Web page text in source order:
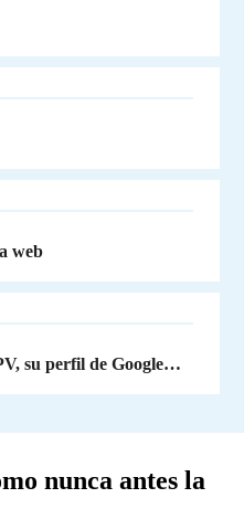
web
su perfil de Google…
nunca antes la